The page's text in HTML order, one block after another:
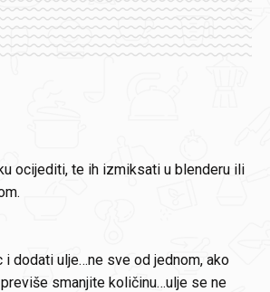
ocijediti, te ih izmiksati u blenderu ili
i dodati ulje…ne sve od jednom, ako
smanjite količinu…ulje se ne